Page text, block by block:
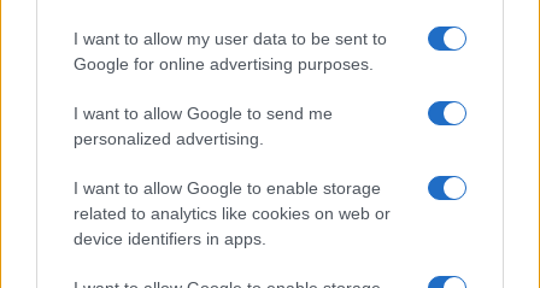
I want to allow my user data to be sent to
Google for online advertising purposes.
I want to allow Google to send me
personalized advertising.
I want to allow Google to enable storage
related to analytics like cookies on web or
device identifiers in apps.